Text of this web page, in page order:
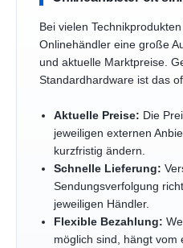
Bei vielen
Onlinehändler eine große
und aktuelle Marktpreise.
Standardhardware ist das
Aktuelle Preise: Die
jeweiligen externen
kurzfristig ändern.
Schnelle Lieferung:
Sendungsverfolgung
jeweiligen Händler.
Flexible Bezahlung:
möglich sind, hängt vom